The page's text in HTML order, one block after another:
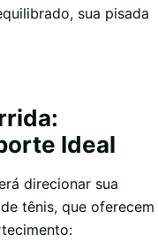
sua pisada
Ideal
direcionar sua
tênis, que oferecem